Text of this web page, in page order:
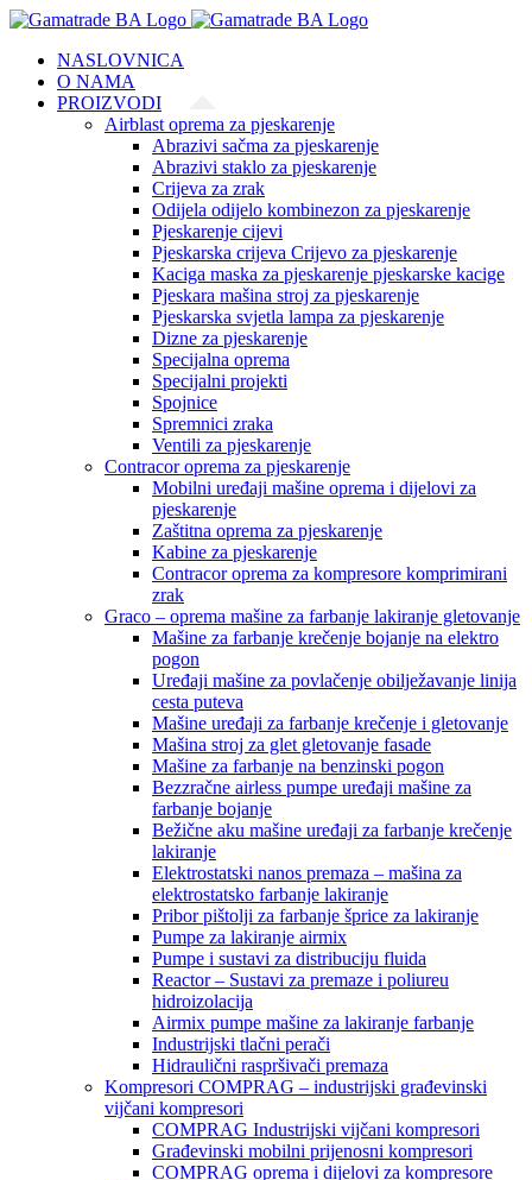
Skip
contentNASLOVNICA
O NAMA
PROIZVODI
Airblast oprema za pjeskarenje
Abrazivi sačma za pjeskarenje
Abrazivi staklo za pjeskarenje
Crijeva za zrak
Odijela odijelo kombinezon za pjeskarenje
Pjeskarenje cijevi
Pjeskarska crijeva Crijevo za pjeskarenje
Kaciga maska za pjeskarenje pjeskarske kacige
Pjeskara mašina stroj za pjeskarenje
Pjeskarska svjetla lampa za pjeskarenje
Dizne za pjeskarenje
Specijalna oprema
Specijalni projekti
Spojnice
Spremnici zraka
Ventili za pjeskarenje
Contracor oprema za pjeskarenje
Mobilni uređaji mašine oprema i dijelovi za
pjeskarenje
Zaštitna oprema za pjeskarenje
Kabine za pjeskarenje
Contracor oprema za kompresore komprimirani
zrak
Graco – oprema mašine za farbanje lakiranje gletovanje
Mašine za farbanje krečenje bojanje na elektro
pogon
Uređaji mašine za povlačenje obilježavanje linija
cesta puteva
Mašine uređaji za farbanje krečenje i gletovanje
Mašina stroj za glet gletovanje fasade
Mašine za farbanje na benzinski pogon
Bezzračne airless pumpe uređaji mašine za
farbanje bojanje
Bežične aku mašine uređaji za farbanje krečenje
lakiranje
Elektrostatski nanos premaza – mašina za
elektrostatsko farbanje lakiranje
Pribor pištolji za farbanje šprice za lakiranje
Pumpe za lakiranje airmix
Pumpe i sustavi za distribuciju fluida
Reactor – Sustavi za premaze i poliureu
hidroizolacija
Airmix pumpe mašine za lakiranje farbanje
Industrijski tlačni perači
Hidraulični raspršivači premaza
Kompresori COMPRAG – industrijski građevinski
vijčani kompresori
COMPRAG Industrijski vijčani kompresori
Građevinski mobilni prijenosni kompresori
COMPRAG oprema i dijelovi za kompresore